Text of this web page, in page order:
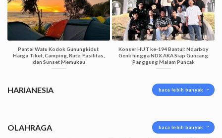
Pantai Watu Kodok Gunungkidul:
Harga Tiket, Camping, Rute, Fasilitas,
dan Sunset Memukau
Konser HUT ke-194 Bantul: Ndarboy
Genk hingga NDX AKA Siap Guncang
Panggung Malam Puncak
HARIANESIA baca lebih banyak
OLAHRAGA baca lebih banyak